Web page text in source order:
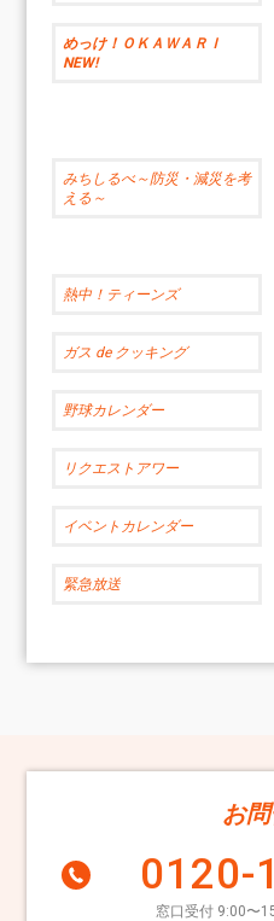
めっけ！ＯＫＡＷＡＲＩ
NEW!
みちしるべ～防災・減災を考
える～
熱中！ティーンズ
ガス de クッキング
野球カレンダー
リクエストアワー
イベントカレンダー
緊急放送
お
0120-
窓口受付 9:00〜